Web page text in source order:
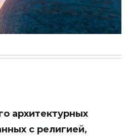
архитектурных
с религией,